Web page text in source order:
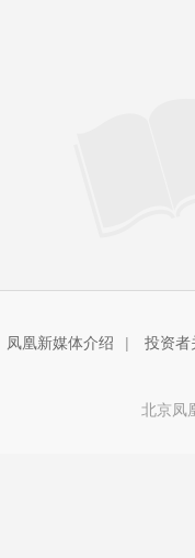
凤凰新媒体介绍 | 投资
北京凤